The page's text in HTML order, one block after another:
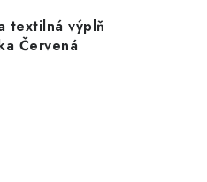
textilná výplň
Červená